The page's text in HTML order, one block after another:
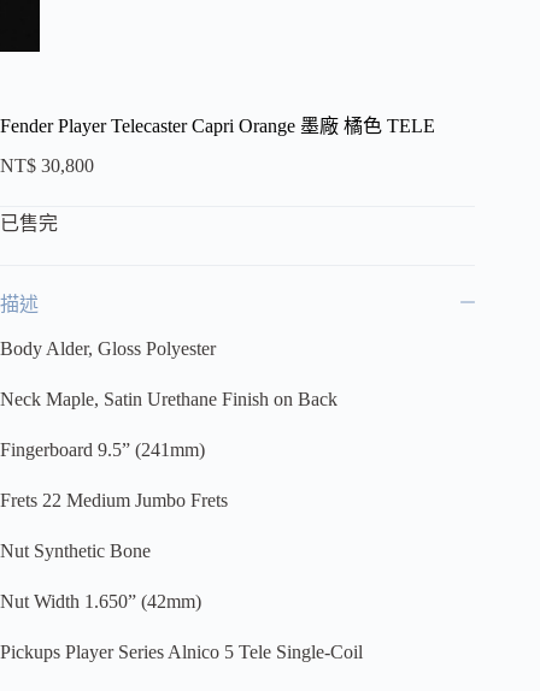
Fender Player Telecaster Capri Orange 墨廠 橘色 TELE
NT$ 30,800
已售完
描述
Body Alder, Gloss Polyester
Neck Maple, Satin Urethane Finish on Back
Fingerboard 9.5” (241mm)
Frets 22 Medium Jumbo Frets
Nut Synthetic Bone
Nut Width 1.650” (42mm)
Pickups Player Series Alnico 5 Tele Single-Coil